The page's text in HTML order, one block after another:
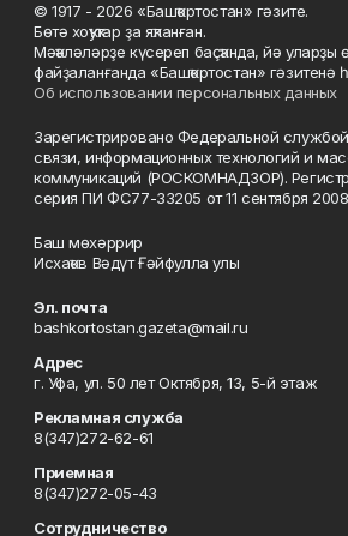
© 1917 - 2026 «Башҡортостан» гәзите.
Бөтә хоҡуҡтар ҙа яҡланған.
Мәҡәләләрҙе күсереп баҫҡанда, йә уларҙы
файҙаланғанда «Башҡортостан» гәзитенә
Об использовании персональных данных
Зарегистрировано Федеральной
связи, информационных технологий и
коммуникаций (РОСКОМНАДЗОР).
серия ПИ ФС77-33205 от 11 сентября 2008
Баш мөхәррир
Исхаҡов Вәдүт Ғәйфулла улы
Эл. почта
bashkortostan.gazeta@mail.ru
Адрес
г. Уфа, ул. 50 лет Октября, 13, 5-й этаж
Рекламная служба
8(347)272-62-61
Приемная
8(347)272-05-43
Сотрудничество